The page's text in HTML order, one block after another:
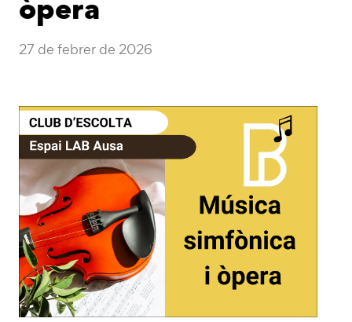
27 de febrer de 2026